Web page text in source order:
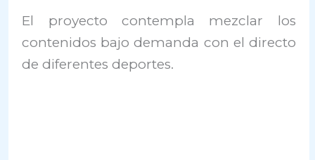
El proyecto contempla mezclar los
contenidos bajo demanda con el directo
de diferentes deportes.